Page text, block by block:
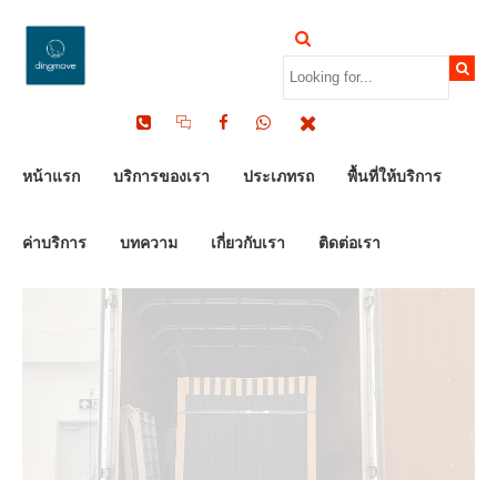
หน้าแรก บริการของเรา ประเภทรถ พื้นที่ให้บริการ
ค่าบริการ บทความ เกี่ยวกับเรา ติดต่อเรา